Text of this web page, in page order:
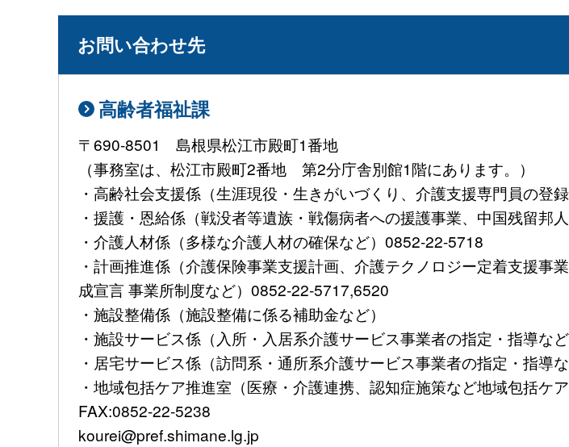
お問い合わせ先
高齢者福祉課
〒690-8501 島根県松江市殿町1番地
（事務室は、松江市殿町2番地 第2分庁舎別館1階にあります。）
・高齢社会支援係（生涯現役・生きがいづくり、介護支援専門員の登
・援護・恩給係（戦没者等遺族・戦傷病者への援護事業、中国残留邦
・介護人材係（多様な介護人材の確保など）0852-22-5718
・計画推進係（介護保険事業支援計画、介護テクノロジー定着支援
成宣言 事業所制度など）0852-22-5717,6520
・施設整備係（施設整備に係る補助金など）
・施設サービス係（入所・入居系介護サービス事業者の指定・指導な
・居宅サービス係（訪問系・通所系介護サービス事業者の指定・指導
・地域包括ケア推進室（医療・介護連携、認知症施策など地域包括ケ
FAX:0852-22-5238
kourei@pref.shimane.lg.jp